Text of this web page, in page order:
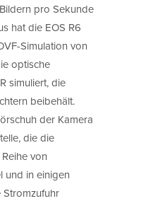
pro Sekunde
hat die EOS R6
Simulation von
optische
simuliert, die
beibehält.
der Kamera
die die
von
und in einigen